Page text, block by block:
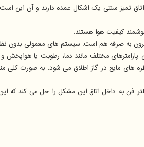
سنتی یک اشکال عمده دارند و آن این است
کیفیت هوا هستند.
به صرفه هم است. سیستم های معمولی بدون
پارامترهای مختلف مانند دما، رطوبت یا
های مایع در گاز اطلاق می شود. به صورت کلی
فن به داخل اتاق این مشکل را حل می کند که